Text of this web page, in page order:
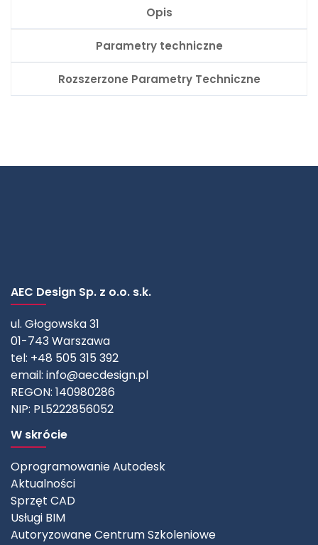
Opis
Parametry techniczne
Rozszerzone Parametry Techniczne
AEC Design Sp. z o.o. s.k.
ul. Głogowska 31
01-743 Warszawa
tel: +48 505 315 392
email: info@aecdesign.pl
REGON: 140980286
NIP: PL5222856052
W skrócie
Oprogramowanie Autodesk
Aktualności
Sprzęt CAD
Usługi BIM
Autoryzowane Centrum Szkoleniowe